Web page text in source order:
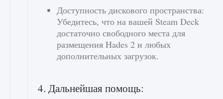
Доступность дискового пространства:
Убедитесь, что на вашей Steam Deck
достаточно свободного места для
размещения Hades 2 и любых
дополнительных загрузок.
4. Дальнейшая помощь: